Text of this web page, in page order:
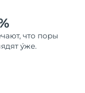
что поры
у́же.
дата доставки